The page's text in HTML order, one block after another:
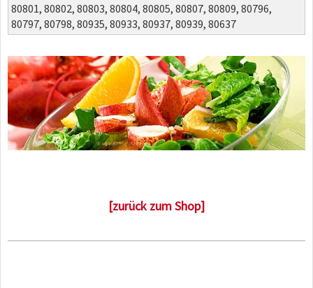
80801, 80802, 80803, 80804, 80805, 80807, 80809, 80796,
80797, 80798, 80935, 80933, 80937, 80939, 80637
[zurück zum Shop]